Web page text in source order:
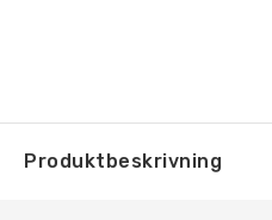
Produktbeskrivning